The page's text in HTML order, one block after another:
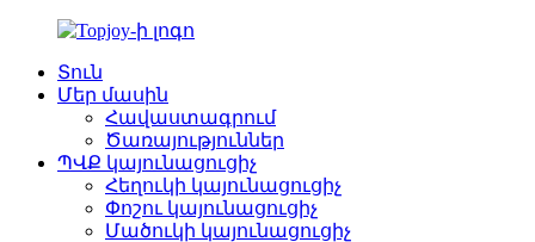
Տուն
Մեր մասին
Հավաստագրում
Ծառայություններ
ՊՎՔ կայունացուցիչ
Հեղուկի կայունացուցիչ
Փոշու կայունացուցիչ
Մածուկի կայունացուցիչ